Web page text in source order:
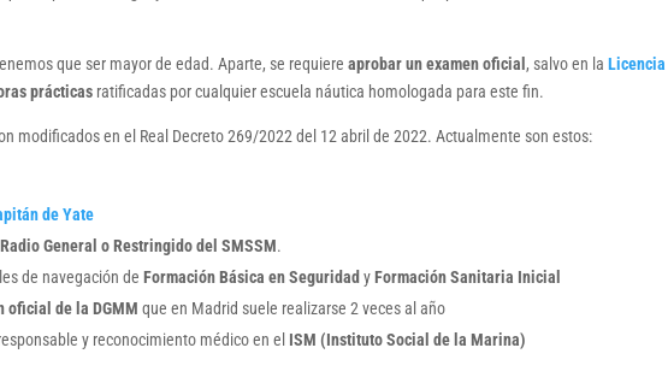
que ser mayor de edad. Aparte, se requiereaprobar un examen oficial, salvo en laLicencia
prácticas ratificadas por cualquier escuela náutica homologada para este fin.
modificados en el Real Decreto 269/2022 del 12 abril de 2022. Actualmente son estos:
de Yate
General o Restringido del SMSSM.
de navegación deFormación Básica en Seguridad yFormación Sanitaria Inicial
oficial de la DGMMque en Madrid suele realizarse 2 veces al año
y reconocimiento médico en el ISM (Instituto Social de la Marina)